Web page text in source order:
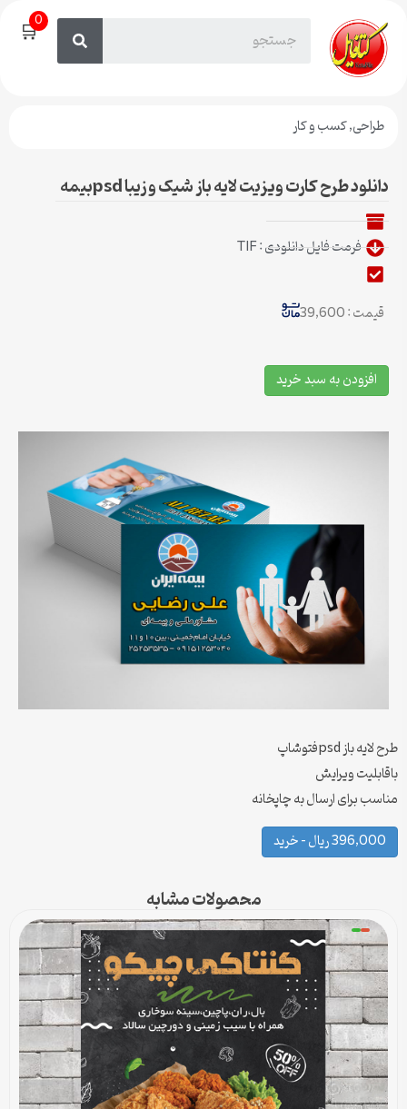
🛒0
طراحی,کسب و کار
دانلود طرح کارت ویزیت لایه باز شیک و زیبا psdبیمه
فرمت فایل دانلودی : TIF
قیمت : 39,600
افزودن به سبد خرید
طرح لایه باز psdفتوشاپ
باقابلیت ویرایش
مناسب برای ارسال به چاپخانه
396,000 ریال – خرید
محصولات مشابه